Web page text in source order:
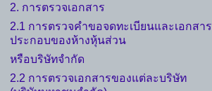
2. การตรวจเอกสาร
2.1 การตรวจคำขอจดทะเบียนและเอกสาร
ประกอบของห้างหุ้นส่วน
หรือบริษัทจำกัด
2.2 การตรวจเอกสารของแต่ละบริษัท